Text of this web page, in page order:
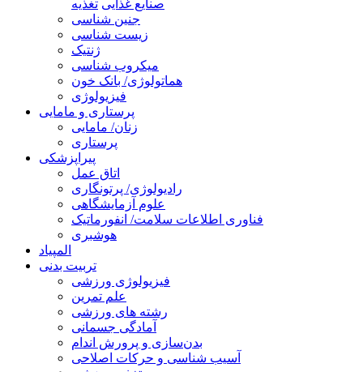
صنایع غذایی تغذیه
جنین شناسی
زیست شناسی
ژنتیک
میکروب شناسی
هماتولوژی/ بانک خون
فیزیولوژی
پرستاری و مامایی
زنان/ مامایی
پرستاری
پیراپزشکی
اتاق عمل
رادیولوژی/ پرتونگاری
علوم آزمایشگاهی
فناوری اطلاعات سلامت/ انفورماتیک
هوشبری
المپیاد
تربیت بدنی
فیزیولوژی ورزشی
علم تمرین
رشته های ورزشی
آمادگی جسمانی
بدن‌سازی و پرورش اندام
آسیب شناسی و حرکات اصلاحی